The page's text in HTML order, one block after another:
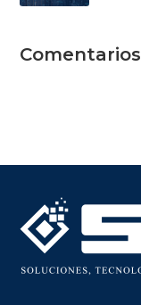
Comentarios